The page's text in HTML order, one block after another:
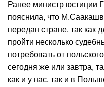
Ранее министр юстиции
пояснила, что
передан стране, так как
пройти несколько
потребовать от
сегодня же или завтра,
как и у нас, так и в